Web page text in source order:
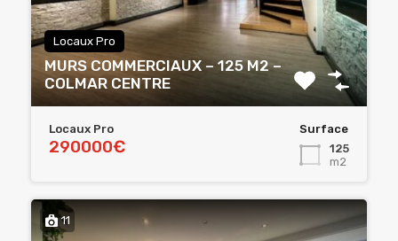
Locaux Pro
MURS COMMERCIAUX – 125 M2 –
COLMAR CENTRE
Locaux Pro
290000€
Surface
125
m2
11